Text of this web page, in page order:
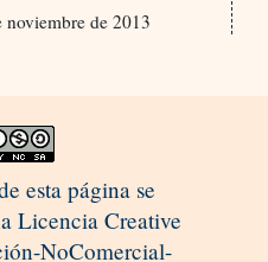
de 2013
esta página se
Licencia Creative
NoComercial-